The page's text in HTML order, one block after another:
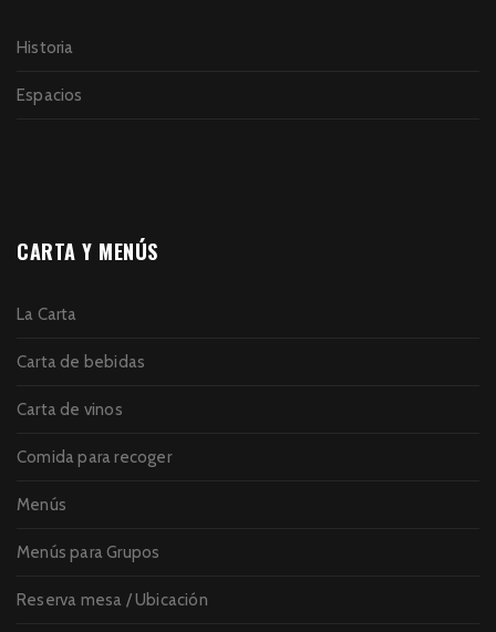
Historia
Espacios
CARTA Y MENÚS
La Carta
Carta de bebidas
Carta de vinos
Comida para recoger
Menús
Menús para Grupos
Reserva mesa / Ubicación